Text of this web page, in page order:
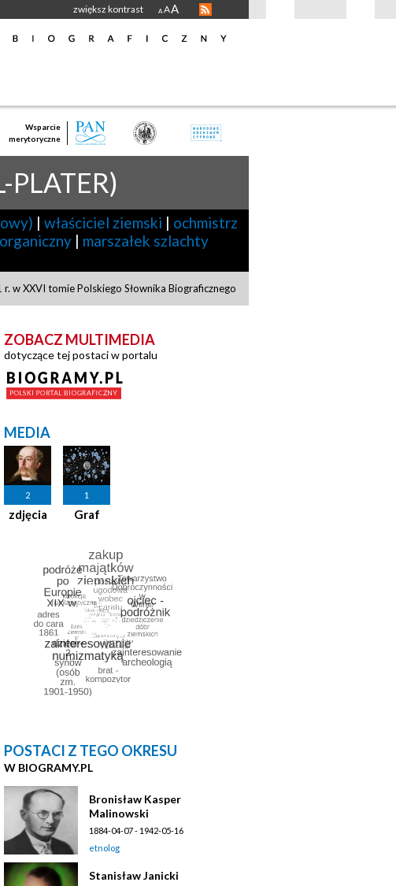
zwiększ kontrast A AA
Wsparcie
merytoryczne
PLATER)
| właściciel ziemski | ochmistrz
| marszałek szlachty
w XXVI tomie Polskiego Słownika Biograficznego
ZOBACZ MULTIMEDIA
dotyczące tej postaci w portalu
MEDIA
2
zdjęcia
1
Graf
POSTACI Z TEGO OKRESU
W BIOGRAMY.PL
Bronisław Kasper
Malinowski
1884-04-07 - 1942-05-16
etnolog
Stanisław Janicki